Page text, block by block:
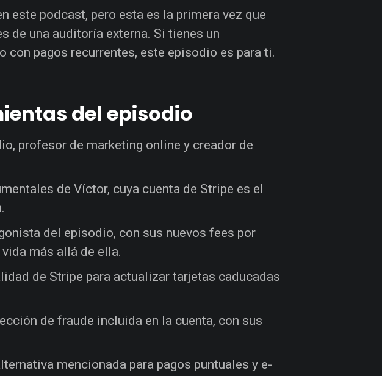
este podcast, pero esta es la primera vez que
de una auditoría externa. Si tienes un
con pagos recurrentes, este episodio es para ti.
del episodio
profesor de marketing online y creador de
de Víctor, cuya cuenta de Stripe es el
del episodio, con sus nuevos fees por
más allá de ella.
de Stripe para actualizar tarjetas caducadas
de fraude incluida en la cuenta, con sus
mencionada para pagos puntuales y e-